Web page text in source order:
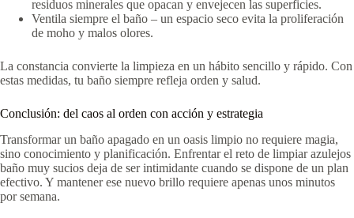
residuos minerales que opacan y envejecen las superficies.
Ventila siempre el baño – un espacio seco evita la proliferación
de moho y malos olores.
La constancia convierte la limpieza en un hábito sencillo y rápido. Con
estas medidas, tu baño siempre refleja orden y salud.
Conclusión: del caos al orden con acción y estrategia
Transformar un baño apagado en un oasis limpio no requiere magia,
sino conocimiento y planificación. Enfrentar el reto de limpiar azulejos
baño muy sucios deja de ser intimidante cuando se dispone de un plan
efectivo. Y mantener ese nuevo brillo requiere apenas unos minutos
por semana.